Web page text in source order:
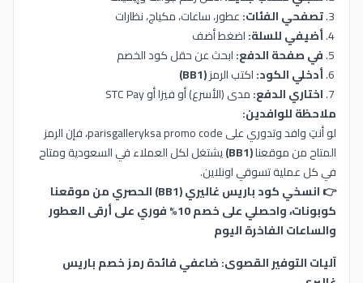
تصفحي الفئات:عطور، ساعات، مكياج، نظارات
أضيفي للسلة:اضغط أضف
في صفحة الدفع:ابحث عن حقل كود الخصم
أدخلي الكود:اكتب الرمز(BB1)
اختاري الدفع:مدى (الأسرع) أو فيزا أو STC Pay
ملاحظة للوافدين:
لو أنتِ وافد وتدوري على parisgalleryksa promo code، فإن الرمز
المتاح من موقعنا(BB1)
يشتغل لكل العملاء في السعودية ومتاح
في كل عملية تسوقي اونلاين.
👉 انسخي كود باريس غاليري (BB1) الحصري من موقعنا
كوبونات، واحصلي على خصم 10% فوري على أرقى العطور
والساعات الفاخرة اليوم
آليات التوفير القصوى: ضاعفي فائدة رمز خصم باريس